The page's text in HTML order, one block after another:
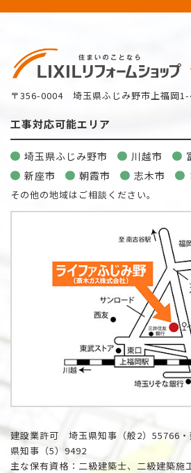
〒356-0004 埼玉県ふじみ野市上福岡
工事対応可能エリア
埼玉県ふじみ野市 川越市
新座市
朝霞市 志木市
その他の地域はご相談ください。
建設業許可 埼玉県知事（般2）55766
県知事（5）9492
主な保有資格：二級建築士、二級建築施